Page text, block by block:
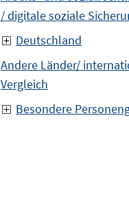
/ digitale soziale
Deutschland
Andere Länder/
Vergleich
Besondere